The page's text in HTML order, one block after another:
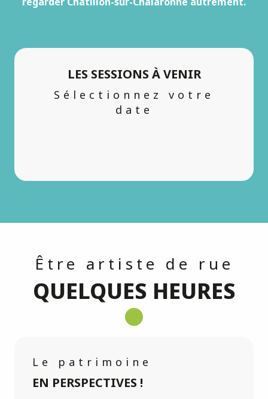
LES SESSIONS À VENIR
Sélectionnez votre
date
Être artiste de rue
QUELQUES HEURES
Le patrimoine
EN PERSPECTIVES !